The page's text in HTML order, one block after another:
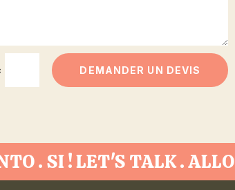
DEMANDER UN DEVIS
. SI ! LET'S TALK .